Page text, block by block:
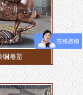
铜雕塑